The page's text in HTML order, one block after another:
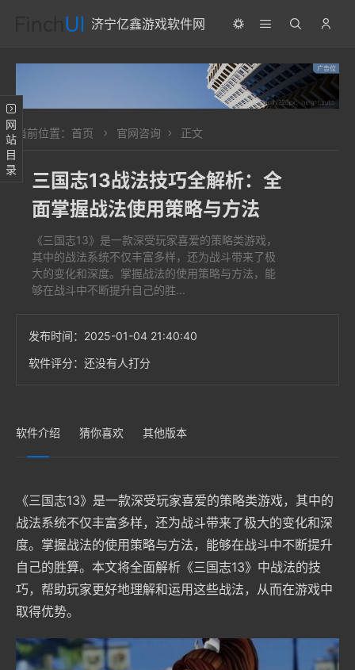
济宁亿鑫游戏软件网
网站目录 当前位置： 首页 官网咨询 正文
三国志13战法技巧全解析：全
面掌握战法使用策略与方法
《三国志13》是一款深受玩家喜爱的策略类游戏，
其中的战法系统不仅丰富多样，还为战斗带来了极
大的变化和深度。掌握战法的使用策略与方法，能
够在战斗中不断提升自己的胜...
发布时间： 2025-01-04 21:40:40
软件评分： 还没有人打分
软件介绍 猜你喜欢 其他版本
《三国志13》是一款深受玩家喜爱的策略类游戏，其中的
战法系统不仅丰富多样，还为战斗带来了极大的变化和深
度。掌握战法的使用策略与方法，能够在战斗中不断提升
自己的胜算。本文将全面解析《三国志13》中战法的技
巧，帮助玩家更好地理解和运用这些战法，从而在游戏中
取得优势。